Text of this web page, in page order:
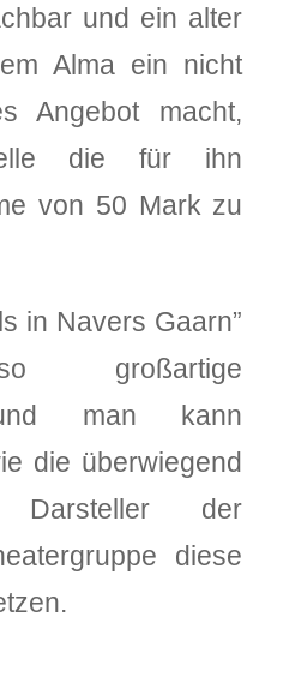
und ein alter
Alma ein nicht
Angebot macht,
die für ihn
von 50 Mark zu
in Navers Gaarn”
großartige
man kann
die überwiegend
der
diese